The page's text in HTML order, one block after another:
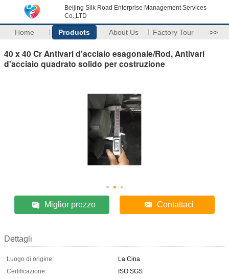
Beijing Silk Road Enterprise Management Services
Co.,LTD
Home Products About Us Factory Tour >>
40 x 40 Cr Antivari d'acciaio esagonale/Rod, Antivari
d'acciaio quadrato solido per costruzione
Miglior prezzo Contattaci
Dettagli
Luogo di origine:
La Cina
Certificazione:
ISO SGS